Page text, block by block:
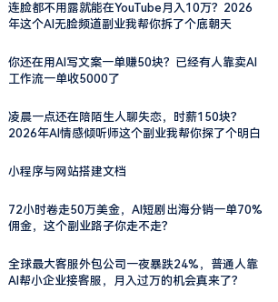
连脸都不用露就能在YouTube月入10万？2026
年这个AI无脸频道副业我帮你拆了个底朝天
你还在用AI写文案一单赚50块？已经有人靠卖AI
工作流一单收5000了
凌晨一点还在陪陌生人聊失恋，时薪150块？
2026年AI情感倾听师这个副业我帮你探了个明白
小程序与网站搭建文档
72小时卷走50万美金，AI短剧出海分销一单70%
佣金，这个副业路子你走不走？
全球最大客服外包公司一夜暴跌24%，普通人靠
AI帮小企业接客服，月入过万的机会真来了？